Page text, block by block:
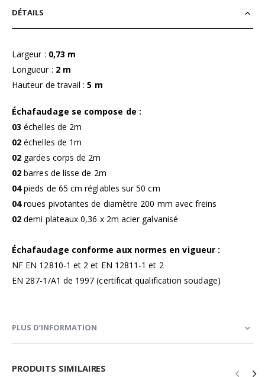
DÉTAILS
Largeur : 0,73 m
Longueur : 2 m
Hauteur de travail : 5 m
Échafaudage se compose de :
03échelles de 2m
02échelles de 1m
02 gardes corps de 2m
02 barres de lisse de 2m
04pieds de 65 cm réglables sur 50 cm
04roues pivotantes de diamètre 200 mm avec freins
02demi plateaux 0,36 x 2m acier galvanisé
Échafaudage conforme aux normes en vigueur :
NF EN 12810-1 et 2 et EN 12811-1 et 2
EN 287-1/A1 de 1997 (certificat qualification soudage)
PLUS D’INFORMATION
PRODUITS SIMILAIRES